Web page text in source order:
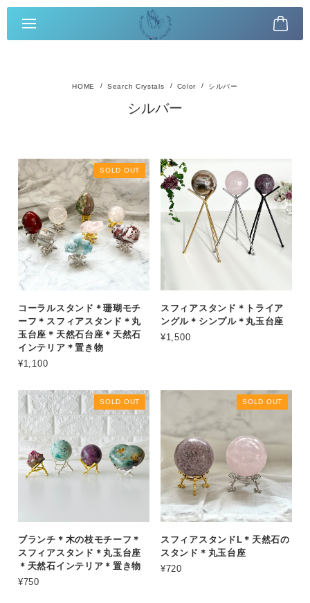
Search Crystals Color シルバー
シルバー
SOLD OUT
コーラルスタンド＊珊瑚モチ
ーフ＊スフィアスタンド＊丸
玉台座＊天然石台座＊天然石
インテリア＊置き物
¥1,100
スフィアスタンド＊トライア
ングル＊シンプル＊丸玉台座
¥1,500
SOLD OUT
ブランチ＊木の枝モチーフ＊
スフィアスタンド＊丸玉台座
＊天然石インテリア＊置き物
¥750
SOLD OUT
スフィアスタンドL＊天然石の
スタンド＊丸玉台座
¥720